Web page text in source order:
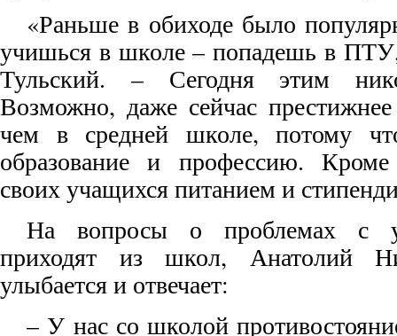
«Раньше в обиходе было
учишься в школе – попадешь в
Тульский. – Сегодня этим
Возможно, даже сейчас
чем в средней школе, потому
образование и профессию. Кроме
своих учащихся питанием и
На вопросы о проблемах с
приходят из школ, Анатолий
улыбается и отвечает:
– У нас со школой